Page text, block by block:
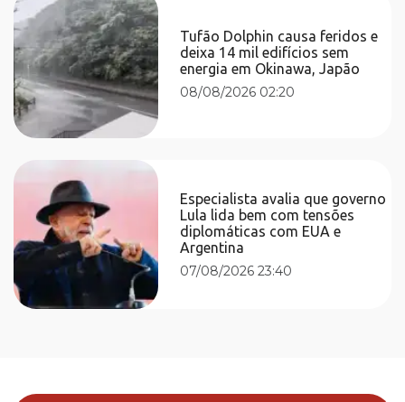
Tufão Dolphin causa feridos e
deixa 14 mil edifícios sem
energia em Okinawa, Japão
08/08/2026 02:20
Especialista avalia que governo
Lula lida bem com tensões
diplomáticas com EUA e
Argentina
07/08/2026 23:40